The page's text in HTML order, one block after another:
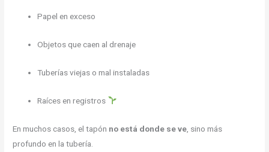
Papel en exceso
Objetos que caen al drenaje
Tuberías viejas o mal instaladas
Raíces en registros
En muchos casos, el tapón no está donde se ve , sino más
profundo en la tubería.